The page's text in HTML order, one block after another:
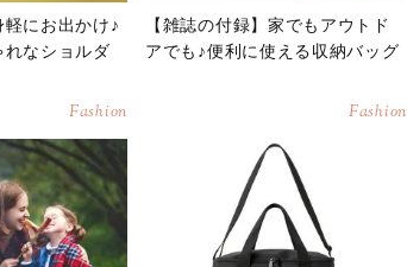
軽にお出かけ♪
れなショルダ
Fashion
【雑誌の付録】家でもアウトド
アでも♪便利に使える収納バッグ
Fashion